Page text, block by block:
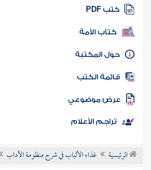
كتب PDF
كتاب الأمة
المكتبة
الكتب
موضوعي
تراجم الأعلام
الرئيسية غذاء الألباب في شرح منظومة الآداب